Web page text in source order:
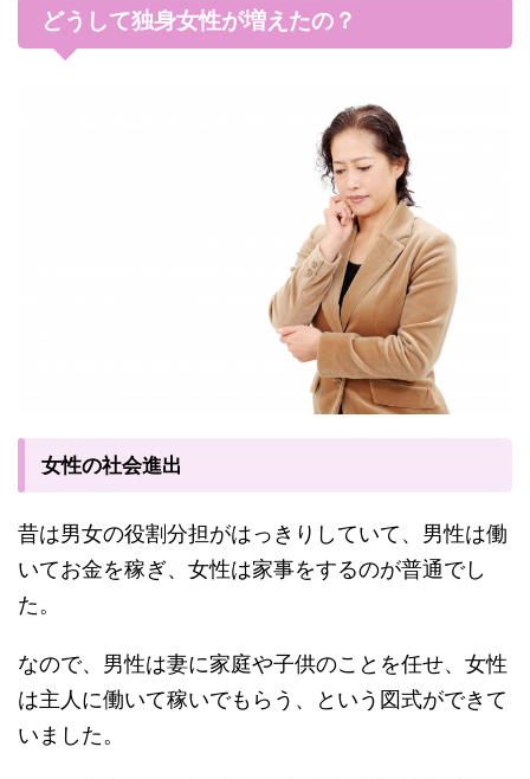
どうして独身女性が増えたの？
女性の社会進出
昔は男女の役割分担がはっきりしていて、男性は働
いてお金を稼ぎ、女性は家事をするのが普通でし
た。
なので、男性は妻に家庭や子供のことを任せ、女性
は主人に働いて稼いでもらう、という図式ができて
いました。